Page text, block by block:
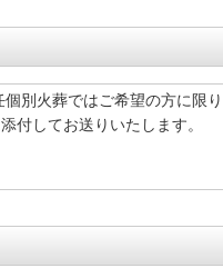
個別火葬ではご希望の方に限り
付してお送りいたします。